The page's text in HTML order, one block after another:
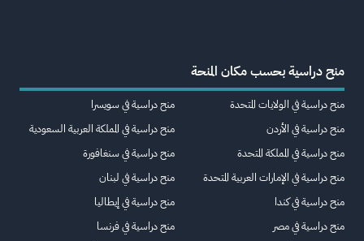
منح دراسية بحسب مكان المنحة
منح دراسية في الولايات المتحدة
منح دراسية في الأردن
منح دراسية في المملكة المتحدة
منح دراسية في الإمارات العربية المتحدة
منح دراسية في كندا
منح دراسية في مصر
منح دراسية في سويسرا
منح دراسية في المملكة العربية السعودية
منح دراسية في سنغافورة
منح دراسية في لبنان
منح دراسية في إيطاليا
منح دراسية في فرنسا